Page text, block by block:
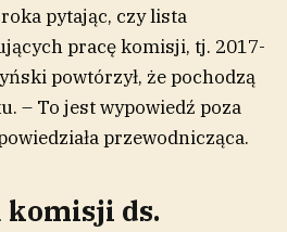
pytając, czy lista
pracę komisji, tj. 2017-
powtórzył, że pochodzą
– To jest wypowiedź poza
przewodnicząca.
komisji ds.